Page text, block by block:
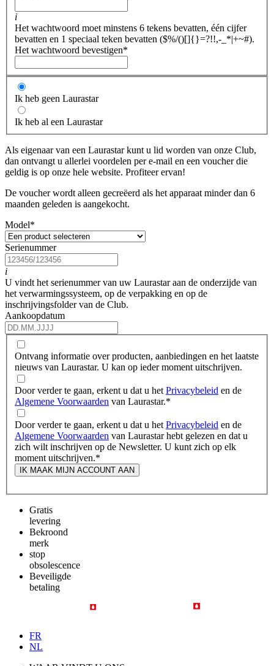
i
Het wachtwoord moet minstens 6 tekens bevatten, één cijfer
bevatten en 1 speciaal teken bevatten ($%/()[]{}=?!!,-_*|+~#).
Het wachtwoord bevestigen*
Ik heb geen Laurastar
Ik heb al een Laurastar
Als eigenaar van een Laurastar kunt u lid worden van onze Club,
dan ontvangt u allerlei voordelen per e-mail en een voucher die
geldig is op onze hele website. Profiteer ervan!
De voucher wordt alleen gecreëerd als het apparaat minder dan 6
maanden geleden is aangekocht.
Model*
Serienummer
i
U vindt het serienummer van uw Laurastar aan de onderzijde van
het verwarmingssysteem, op de verpakking en op de
inschrijvingsfolder van de Club.
Aankoopdatum
Ontvang informatie over producten, aanbiedingen en het laatste
nieuws van Laurastar. U kan op ieder moment uitschrijven.
Door verder te gaan, erkent u dat u het Privacybeleid en de
Algemene Voorwaarden van Laurastar.*
Door verder te gaan, erkent u dat u het Privacybeleid en de
Algemene Voorwaarden van Laurastar hebt gelezen en dat u
zich wilt inschrijven op de Newsletter. U kunt zich op elk
moment uitschrijven.*
IK MAAK MIJN ACCOUNT AAN
Gratis
levering
Bekroond
merk
stop
obsolescence
Beveiligde
betaling
FR
NL